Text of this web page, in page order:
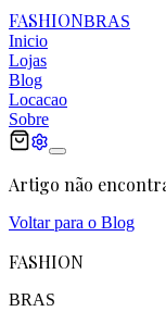
FASHIONBRAS
Inicio
Lojas
Blog
Locacao
Sobre
Artigo não
Voltar para o Blog
FASHION
BRAS